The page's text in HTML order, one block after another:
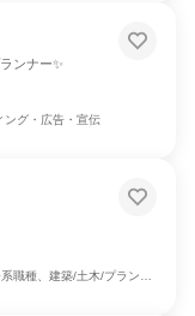
ンナー✨
ング・広告・宣伝
、建築/土木/プラント専門職